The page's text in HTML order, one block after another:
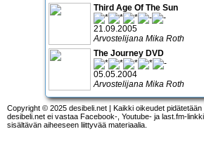
Third Age Of The Sun
21.09.2005
Arvostelijana Mika Roth
The Journey DVD
05.05.2004
Arvostelijana Mika Roth
Copyright © 2025 desibeli.net | Kaikki oikeudet pidätetään
desibeli.net ei vastaa Facebook-, Youtube- ja last.fm-
sisältävän aiheeseen liittyvää materiaalia.